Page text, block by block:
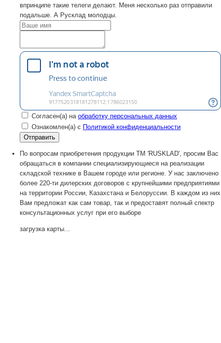
впринципе такие телеги делают. Меня несколько раз отправили
подальше. А Русклад молодцы.
Согласен(а) на обработку персональных данных
Ознакомлен(а) с Политикой конфиденциальности
По вопросам приобретения продукции TM 'RUSKLAD', просим Вас
обращаться в компании специализирующиеся на реализации
складской технике в Вашем городе или регионе. У нас заключено
более 220-ти дилерских договоров с крупнейшими предприятиями
на территории России, Казахстана и Белоруссии. В каждом из них
Вам предложат как сам товар, так и предоставят полный спектр
консультационных услуг при его выборе
загрузка карты...